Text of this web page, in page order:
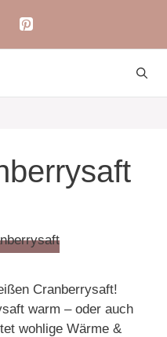
Cranberrysaft!
warm – oder auch
wohlige Wärme &